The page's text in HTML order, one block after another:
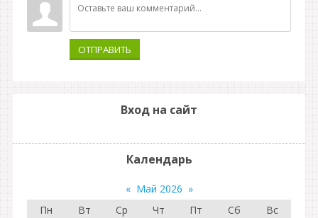
ОТПРАВИТЬ
Вход на сайт
Календарь
« Май 2026 »
Пн
Вт Ср Чт Пт Сб
Вс